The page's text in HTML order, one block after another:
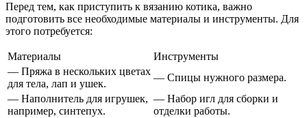
Перед тем, как приступить к вязанию котика, важно
подготовить все необходимые материалы и инструменты. Для
этого потребуется:
Материалы
Инструменты
— Пряжа в нескольких цветах
для тела, лап и ушек.
— Спицы нужного размера.
— Наполнитель для игрушек,
например, синтепух.
— Набор игл для сборки и
отделки работы.